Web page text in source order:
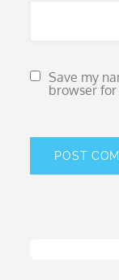
Save my
browser